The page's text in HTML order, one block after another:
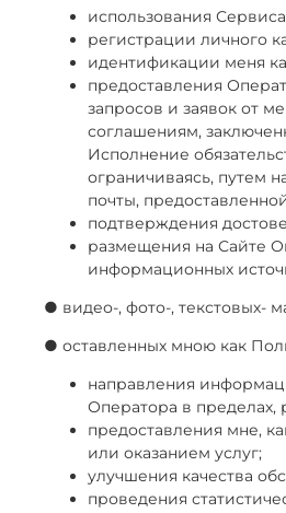
использования
регистрации личного
идентификации меня
предоставления
запросов и заявок от
соглашениям,
Исполнение
ограничиваясь, путем
почты,
подтверждения
размещения на Сайте
информационных
● видео-, фото-, текстовых-
● оставленных мною как
направления
Оператора в пределах,
предоставления мне,
или оказанием услуг;
улучшения качества
проведения